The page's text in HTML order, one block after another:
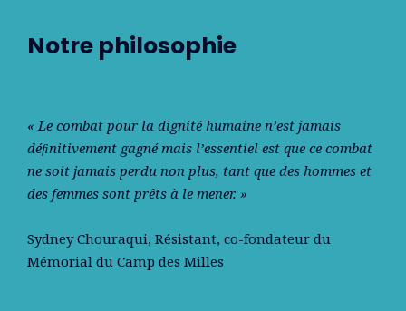
Notre philosophie
« Le combat pour la dignité humaine n’est jamais
déﬁnitivement gagné mais l’essentiel est que ce combat
ne soit jamais perdu non plus, tant que des hommes et
des femmes sont prêts à le mener. »
Sydney Chouraqui, Résistant, co-fondateur du
Mémorial du Camp des Milles